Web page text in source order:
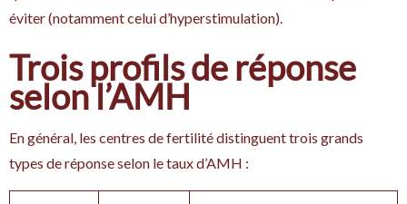
éviter (notamment celui d’hyperstimulation).
Trois profils de réponse
selon l’AMH
En général, les centres de fertilité distinguent trois grands
types de réponse selon le taux d’AMH :